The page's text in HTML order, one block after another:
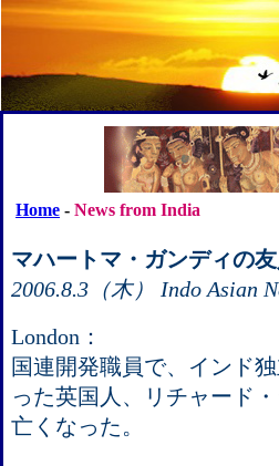
Home - News from India
マハートマ・ガンディの
2006.8.3（木） Indo Asian
London：
国連開発職員で、インド
った英国人、リチャード
亡くなった。